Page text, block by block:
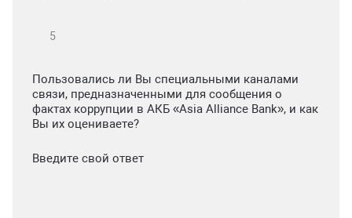
Пользовались ли Вы специальными каналами
связи, предназначенными для сообщения о
фактах коррупции в АКБ «Asia Alliance Bank», и как
Вы их оцениваете?
Введите свой ответ